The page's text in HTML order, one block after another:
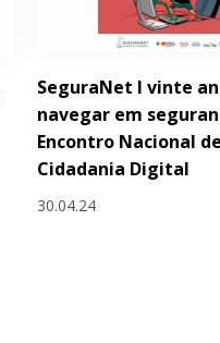
SeguraNet I vinte
navegar em
Encontro Nacional de
Cidadania Digital
30.04.24